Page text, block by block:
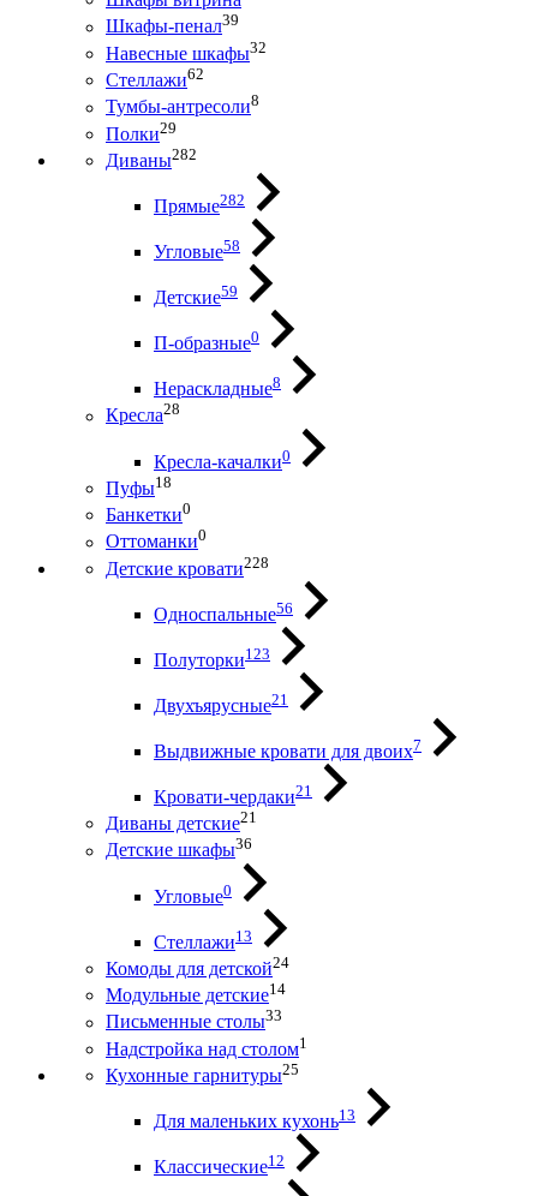
Шкафы-пенал39
Навесные шкафы32
Стеллажи62
Тумбы-антресоли8
Полки29
Диваны282
Прямые282
Угловые58
Детские59
П-образные0
Нераскладные8
Кресла28
Кресла-качалки0
Пуфы18
Банкетки0
Оттоманки0
Детские кровати228
Односпальные56
Полуторки123
Двухъярусные21
Выдвижные кровати для двоих7
Кровати-чердаки21
Диваны детские21
Детские шкафы36
Угловые0
Стеллажи13
Комоды для детской24
Модульные детские14
Письменные столы33
Надстройка над столом1
Кухонные гарнитуры25
Для маленьких кухонь13
Классические12